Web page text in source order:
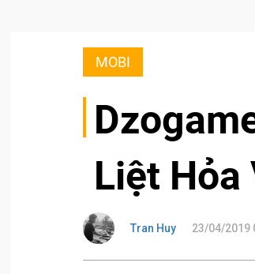
MOBI
Liệt Hỏa
Tran Huy 23/04/2019